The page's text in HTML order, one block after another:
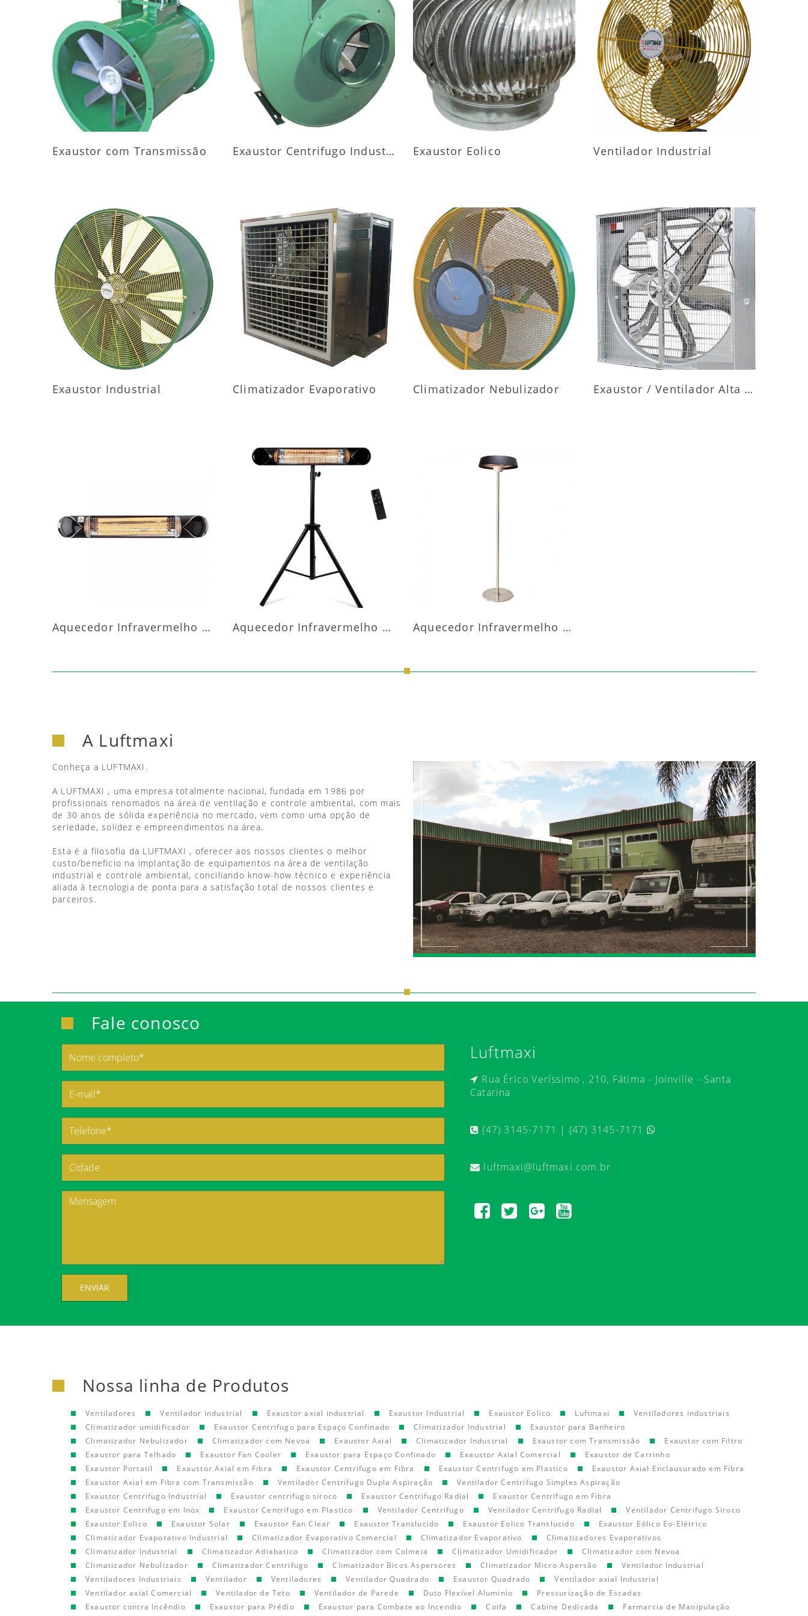
MAIS INFORMAÇÕES
Exaustor com Transmissão
MAIS INFORMAÇÕES
Exaustor Centrifugo Industrial
MAIS INFORMAÇÕES
Exaustor Eolico
MAIS INFORMAÇÕES
Ventilador Industrial
MAIS INFORMAÇÕES
Exaustor Industrial
MAIS INFORMAÇÕES
Climatizador Evaporativo
MAIS INFORMAÇÕES
Climatizador Nebulizador
MAIS INFORMAÇÕES
Exaustor / Ventilador Alta Vazão
MAIS INFORMAÇÕES
Aquecedor Infravermelho Parede
MAIS INFORMAÇÕES
Aquecedor Infravermelho Pedestal Aquecedor Infravermelho Coluna
A Luftmaxi
Conheça a LUFTMAXI.
A LUFTMAXI , uma empresa totalmente nacional, fundada em 1986 por
profissionais renomados na área de ventilação e controle ambiental, com mais
de 30 anos de sólida experiência no mercado, vem como uma opção de
seriedade, solidez e empreendimentos na área.
Esta é a filosofia da LUFTMAXI , oferecer aos nossos clientes o melhor
custo/beneficio na implantação de equipamentos na área de ventilação
industrial e controle ambiental, conciliando know-how técnico e experiência
aliada à tecnologia de ponta para a satisfação total de nossos clientes e
parceiros.
Fale conosco
ENVIAR
Luftmaxi
Rua Érico Veríssimo , 210, Fátima - Joinville - Santa
Catarina
(47) 3145-7171 | (47) 3145-7171
luftmaxi@luftmaxi.com.br
Nossa linha de Produtos
Ventiladores Ventilador industrial Exaustor axial industrial Exaustor Industrial Exaustor Eolico Luftmaxi
Ventiladores industriais
Climatizador umidificador
Exaustor Centrifugo para Espaço Confinado Climatizador Industrial
Exaustor para Banheiro
Climatizador Nebulizador
Climatizador com Nevoa Exaustor Axial Climatizador Industrial Exaustor com Transmissão
Exaustor com Filtro
Exaustor para Telhado
Exaustor Fan Cooler Exaustor para Espaço Confinado Exaustor Axial Comercial
Exaustor de Carrinho
Exaustor Portatil
Exaustor Axial em Fibra Exaustor Centrifugo em Fibra Exaustor Centrifugo em Plastico
Exaustor Axial Enclausurado em Fibra
Exaustor Axial em Fibra com Transmissão
Ventilador Centrifugo Dupla Aspiração
Ventilador Centrifugo Simples Aspiração
Exaustor Centrifugo Industrial
Exaustor centrifugo siroco Exaustor Centrifugo Radial
Exaustor Centrifugo em Fibra
Exaustor Centrifugo em Inox
Exaustor Centrifugo em Plastico Ventilador Centrifugo Ventilador Centrifugo Radial
Ventilador Centrifugo Siroco
Exaustor Eolico
Exaustor Solar Exaustor Fan Clear Exaustor Translucido Exaustor Eolico Translucido
Exaustor Eólico Eo-Elétrico
Climatizador Evaporativo Industrial
Climatizador Evaporativo Comercial Climatizador Evaporativo
Climatizadores Evaporativos
Climatizador Industrial
Climatizador Adiabatico Climatizador com Colmeia Climatizador Umidificador
Climatizador com Nevoa
Climatizador Nebulizador
Climatizador Centrifugo Climatizador Bicos Aspersores Climatizador Micro Aspersão
Ventilador Industrial
Ventiladores Industriais
Ventilador Ventiladores Ventilador Quadrado Exaustor Quadrado
Ventilador axial Industrial
Ventilador axial Comercial
Ventilador de Teto Ventilador de Parede Duto Flexível Aluminio
Pressurização de Escadas
Exaustor contra Incêndio
Exaustor para Prédio Exaustor para Combate ao Incendio Coifa Cabine Dedicada
Farmarcia de Manipulação